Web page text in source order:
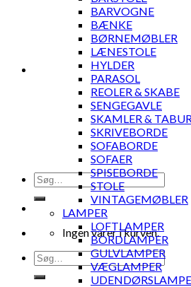
Søg
efter:
Ingen varer i kurven.
Søg
efter:
BARVOGNE
BÆNKE
BØRNEMØBLER
LÆNESTOLE
HYLDER
PARASOL
REOLER & SKABE
SENGEGAVLE
SKAMLER &
SKRIVEBORDE
SOFABORDE
SOFAER
SPISEBORDE
STOLE
VINTAGEMØBLER
LAMPER
LOFTLAMPER
BORDLAMPER
GULVLAMPER
VÆGLAMPER